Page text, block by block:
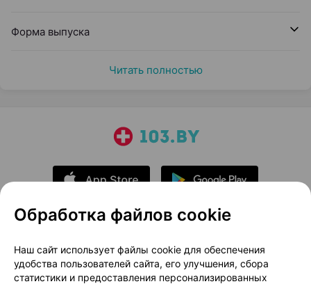
Форма выпуска
Читать полностью
О проекте
Новости проекта
Размещение рекламы
Медицинский маркетинг
Обработка файлов cookie
Наш сайт использует файлы cookie для обеспечения
удобства пользователей сайта, его улучшения, сбора
статистики и предоставления персонализированных